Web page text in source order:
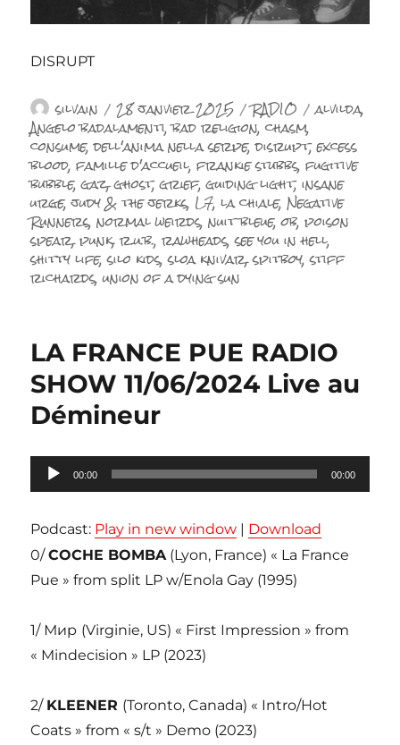
DISRUPT
Auteur
silvain Publié
le
28 janvier 2025 Catégories
RADIO Étiquettes
alvilda,
Angelo badalamenti,bad religion,chasm,
consume,dell'anima nella serpe,disrupt,excess
blood,famille d'accueil,frankie stubbs,fugitive
bubble,gaz,ghost,grief,guiding light,insane
urge,judy & the jerks, L7,la chiale,Negative
Runners,normal weirds,nuit bleue,ob,poison
spear,punk,r.u.b.,rawheads,see you in hell,
shitty life,silo kids,sloa knivar,spitboy,stiff
richards,union of a dying sun
LA FRANCE PUE RADIO
SHOW 11/06/2024 Live au
Démineur
Lecteur
audio
00:00 00:00
Podcast: Play in new window | Download
0/COCHE BOMBA(Lyon, France) « La France
Pue » from split LP w/Enola Gay (1995)
1/ Мир (Virginie, US) « First Impression » from
« Mindecision » LP (2023)
2/ KLEENER (Toronto, Canada) « Intro/Hot
Coats » from « s/t » Demo (2023)